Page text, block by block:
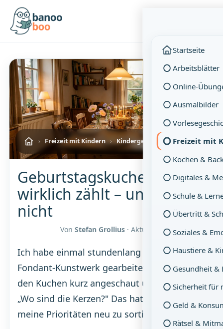
Startseite
Arbeitsblätter
Online-
Ausmalbilder
Freizeit mit
Kochen &
Digitales &
Schule &
Übertritt &
Soziales &
Haustiere &
Gesundheit &
Sicherheit für
Geld &
Rätsel &
› Freizeit mit Kindern › Kindergeburtstag & Events
⏱ 5 Min. Lesezeit
Geburtstagskuchen: Was
wirklich zählt – und was
nicht
Von Stefan Grollius· Aktualisiert am06.08.2026
Ich habe einmal stundenlang an einem
Fondant-Kunstwerk gearbeitet. Mein Kind hat
den Kuchen kurz angeschaut und dann gefragt:
„Wo sind die Kerzen?" Das hat gereicht, um
meine Prioritäten neu zu sortieren.